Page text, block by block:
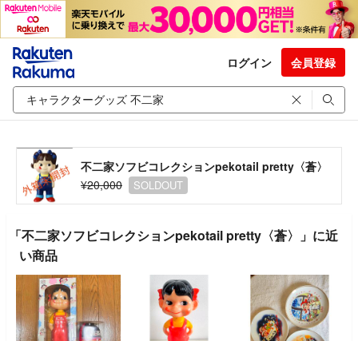
ログイン 会員登録
不二家ソフビコレクションpekotail pretty〈蒼〉
¥20,000
SOLDOUT
「不二家ソフビコレクションpekotail pretty〈蒼〉」に近
い商品